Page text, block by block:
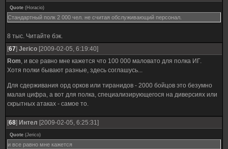
Quote (Horacio)
Стандартный полк 2 000 чел. не считая обслуживающий персонал.
8 тыс. Читайте бэк.
[67] Jerico [2009-02-05, 6:19:40]
Rom, и все равно мне кажется что 100 000 маловато для полка ИГ.
Хотя полки бывают разные, здесь соглашусь...
Для сдерживания орд орков или тиранидов - 2000 бойцов это безумно
малая цифра, а вот для полка, специализирующегося на диверсиях или
скрытных атаках - самое то.
[68] Интел [2009-02-05, 6:25:31]
Quote (Jerico)
и все равно мне кажется